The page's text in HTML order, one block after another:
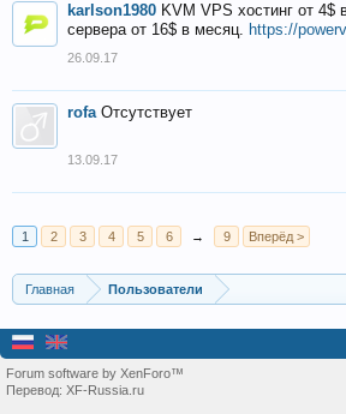
karlson1980 KVM VPS хостинг от
сервера от 16$ в месяц. https://
26.09.17
rofa Отсутствует
13.09.17
1 2 3 4 5 6 → 9 Вперёд >
Главная Пользователи
Forum software by XenForo™
Перевод: XF-Russia.ru